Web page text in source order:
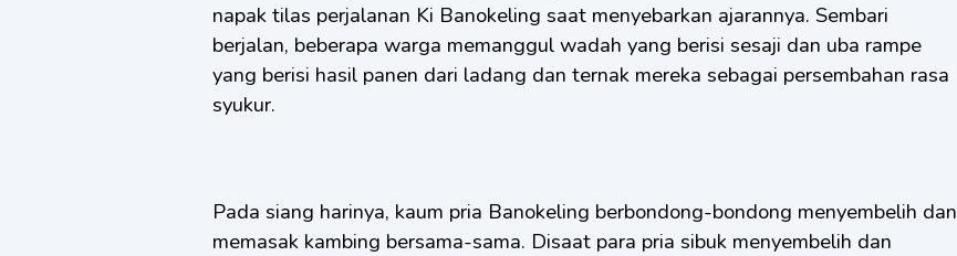
napak tilas perjalanan Ki Banokeling saat menyebarkan ajarannya. Sembari
berjalan, beberapa warga memanggul wadah yang berisi sesaji dan uba rampe
yang berisi hasil panen dari ladang dan ternak mereka sebagai persembahan rasa
syukur.
Pada siang harinya, kaum pria Banokeling berbondong-bondong menyembelih dan
memasak kambing bersama-sama. Disaat para pria sibuk menyembelih dan